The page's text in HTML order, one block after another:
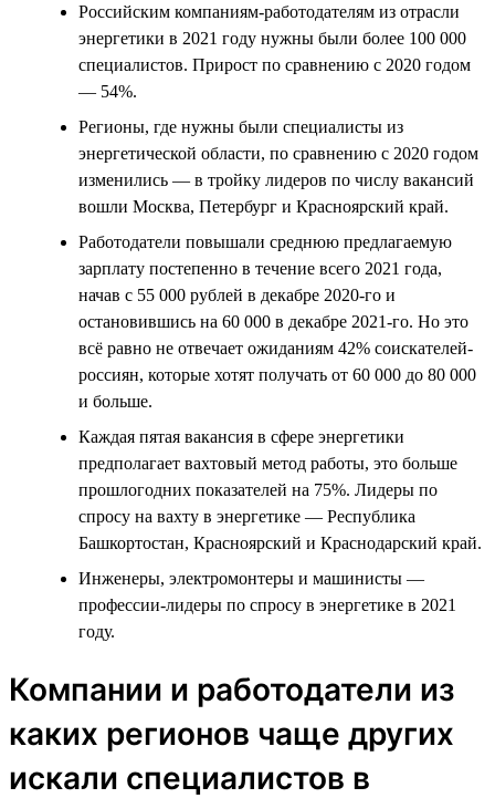
Российским компаниям-работодателям из отрасли
энергетики в 2021 году нужны были более 100 000
специалистов. Прирост по сравнению с 2020 годом
— 54%.
Регионы, где нужны были специалисты из
энергетической области, по сравнению с 2020 годом
изменились — в тройку лидеров по числу вакансий
вошли Москва, Петербург и Красноярский край.
Работодатели повышали среднюю предлагаемую
зарплату постепенно в течение всего 2021 года,
начав с 55 000 рублей в декабре 2020-го и
остановившись на 60 000 в декабре 2021-го. Но это
всё равно не отвечает ожиданиям 42% соискателей-
россиян, которые хотят получать от 60 000 до 80 000
и больше.
Каждая пятая вакансия в сфере энергетики
предполагает вахтовый метод работы, это больше
прошлогодних показателей на 75%. Лидеры по
спросу на вахту в энергетике — Республика
Башкортостан, Красноярский и Краснодарский край.
Инженеры, электромонтеры и машинисты —
профессии-лидеры по спросу в энергетике в 2021
году.
Компании и работодатели из
каких регионов чаще других
искали специалистов в